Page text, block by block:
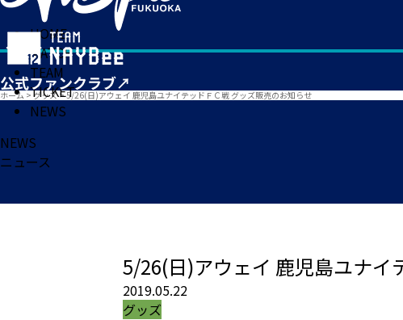
HOME
MATCH
TEAM
TICKET
NEWS
ホーム > グッズ>5/26(日)アウェイ 鹿児島ユナイテッドＦＣ戦 グッズ販売のお知らせ
NEWS
ニュース
5/26(日)アウェイ 鹿児島ユナイ
2019.05.22
グッズ